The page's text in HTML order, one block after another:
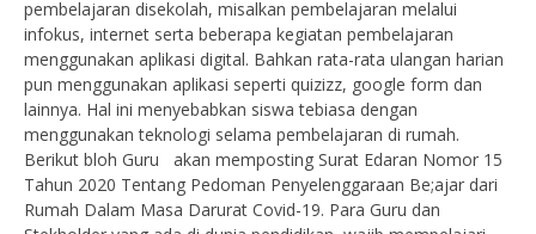
pembelajaran disekolah, misalkan pembelajaran melalui
infokus, internet serta beberapa kegiatan pembelajaran
menggunakan aplikasi digital. Bahkan rata-rata ulangan harian
pun menggunakan aplikasi seperti quizizz, google form dan
lainnya. Hal ini menyebabkan siswa tebiasa dengan
menggunakan teknologi selama pembelajaran di rumah.
Berikut bloh Guru akan memposting Surat Edaran Nomor 15
Tahun 2020 Tentang Pedoman Penyelenggaraan Be;ajar dari
Rumah Dalam Masa Darurat Covid-19. Para Guru dan